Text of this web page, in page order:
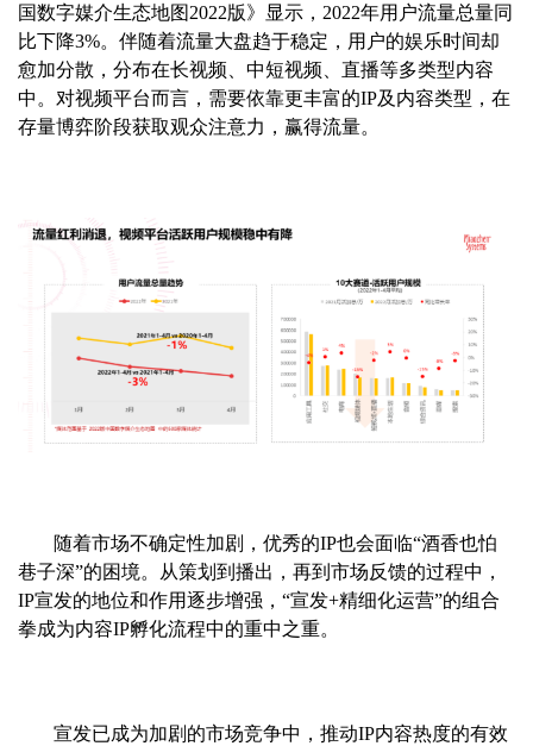
国数字媒介生态地图2022版》显示，2022年用户流量总量同
比下降3%。伴随着流量大盘趋于稳定，用户的娱乐时间却
愈加分散，分布在长视频、中短视频、直播等多类型内容
中。对视频平台而言，需要依靠更丰富的IP及内容类型，在
存量博弈阶段获取观众注意力，赢得流量。
随着市场不确定性加剧，优秀的IP也会面临“酒香也怕
巷子深”的困境。从策划到播出，再到市场反馈的过程中，
IP宣发的地位和作用逐步增强，“宣发+精细化运营”的组合
拳成为内容IP孵化流程中的重中之重。
宣发已成为加剧的市场竞争中，推动IP内容热度的有效